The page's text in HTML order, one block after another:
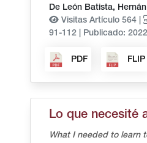
De León Batista, Hernán
Visitas Artículo 564 |
91-112
Publicado:
PDF FLIP
Lo que necesité
What I needed to learn